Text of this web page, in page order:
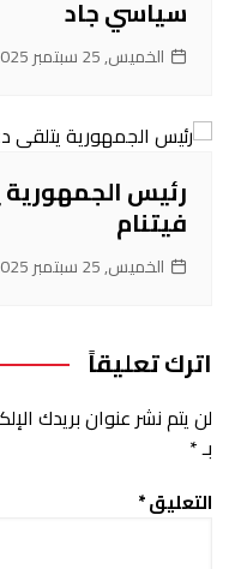
سياسي جاد
الخميس, 25 سبتمبر 2025, 2:54
رئيس الجمهورية
فيتنام
الخميس, 25 سبتمبر 2025, 0:54
اترك تعليقاً
لن يتم نشر عنوان بريدك
بـ*
التعليق*